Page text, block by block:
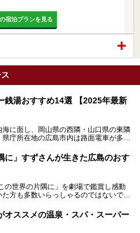
宿泊プランを見る
銭湯おすすめ14選 【2025年最新
海に面し、岡山県の西隣・山口県の東隣
庁所在地の広島市内は路面電車が多数
ムの2つの世界文化遺産があり、年間を
が訪れます。工業都市として栄えた呉市
ど、ゆっくり訪れたい町や観光スポッ
多い広島風お好み焼きなどのグルメも
。
に」すずさんが生きた広島のおす
の世界の片隅に」を劇場で鑑賞し感動
方も多数いらっしゃるのではないでし
きた主人公すずさんの笑顔が、今もど
ることをふと思い浮かべます。
った広島県呉市を中心に、広島のおす
オススメの温泉・スパ・スーパー